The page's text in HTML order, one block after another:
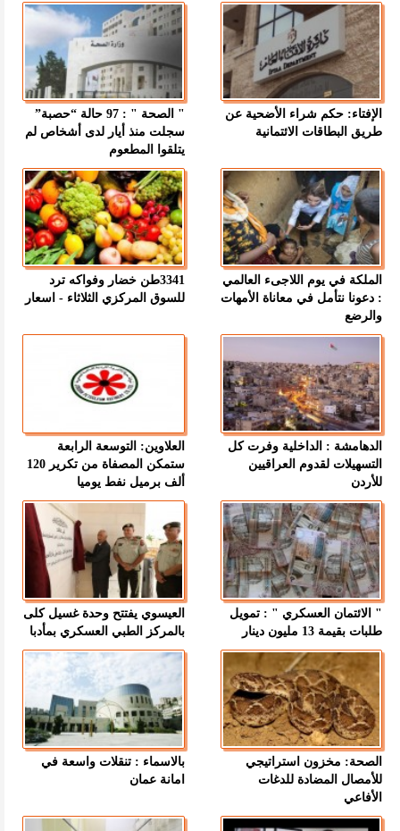
الإفتاء: حكم شراء الأضحية عن
طريق البطاقات الائتمانية
" الصحة " : 97 حالة “حصبة”
سجلت منذ أيار لدى أشخاص لم
يتلقوا المطعوم
الملكة في يوم اللاجىء العالمي
: دعونا نتأمل في معاناة الأمهات
والرضع
3341طن خضار وفواكه ترد
للسوق المركزي الثلاثاء - اسعار
الدهامشة : الداخلية وفرت كل
التسهيلات لقدوم العراقيين
للأردن
العلاوين: التوسعة الرابعة
ستمكن المصفاة من تكرير 120
ألف برميل نفط يوميا
" الائتمان العسكري " : تمويل
طلبات بقيمة 13 مليون دينار
العيسوي يفتتح وحدة غسيل كلى
بالمركز الطبي العسكري بمأدبا
الصحة: مخزون استراتيجي
للأمصال المضادة للدغات
الأفاعي
بالاسماء : تنقلات واسعة في
امانة عمان